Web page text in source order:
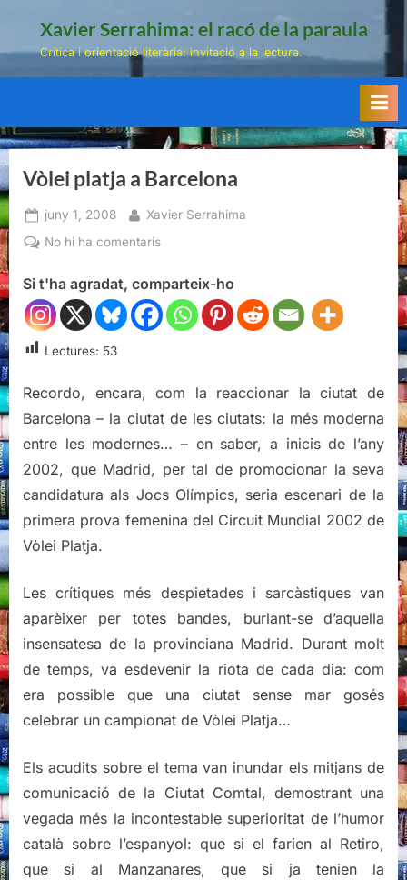
Xavier Serrahima: el racó de la paraula
Crítica i orientació literària: invitació a la lectura.
Vòlei platja a Barcelona
Posted
on
juny 1, 2008 By
Xavier Serrahima
No hi ha comentarisa
platja
a
Barcelona
Si t'ha agradat, comparteix-ho
Lectures: 53
Recordo, encara, com la reaccionar la ciutat de
Barcelona – la ciutat de les ciutats: la més moderna
entre les modernes… – en saber, a inicis de l’any
2002, que Madrid, per tal de promocionar la seva
candidatura als Jocs Olímpics, seria escenari de la
primera prova femenina del Circuit Mundial 2002 de
Vòlei Platja.
Les crítiques més despietades i sarcàstiques van
aparèixer per totes bandes, burlant-se d’aquella
insensatesa de la provinciana Madrid. Durant molt
de temps, va esdevenir la riota de cada dia: com
era possible que una ciutat sense mar gosés
celebrar un campionat de Vòlei Platja…
Els acudits sobre el tema van inundar els mitjans de
comunicació de la Ciutat Comtal, demostrant una
vegada més la incontestable superioritat de l’humor
català sobre l’espanyol: que si el farien al Retiro,
que si al Manzanares, que si ja tenien la